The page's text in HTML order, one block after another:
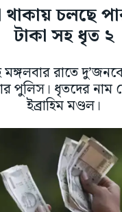
থাকায় চলছে
টাকা সহ ধৃত ২
রাতে
পুলিস। ধৃতদের নাম
ইব্রাহিম মণ্ডল।